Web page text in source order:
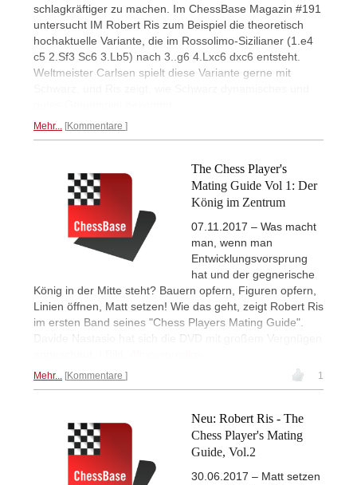
schlagkräftiger zu machen. Im ChessBase Magazin #191
untersucht IM Robert Ris zum Beispiel die theoretisch
hochaktuelle Variante, die im Rossolimo-Sizilianer (1.e4
c5 2.Sf3 Sc6 3.Lb5) nach 3..g6 4.Lxc6 dxc6 entsteht.
Weltmeister Carlsen spielt diese Variante gerne mit
Mehr... Kommentare
The Chess Player's
Mating Guide Vol 1: Der
König im Zentrum
07.11.2017 – Was macht
man, wenn man
Entwicklungsvorsprung
hat und der gegnerische
König in der Mitte steht? Bauern opfern, Figuren opfern,
Linien öffnen, Matt setzen! Wie das geht, zeigt Robert Ris
im ersten Band seines "Chess Players Mating Guide".
Davide Nastasio hat sich die DVD mit großem Vergnügen
Mehr... Kommentare 1
Neu: Robert Ris - The
Chess Player's Mating
Guide, Vol.2
30.06.2017 – Matt setzen